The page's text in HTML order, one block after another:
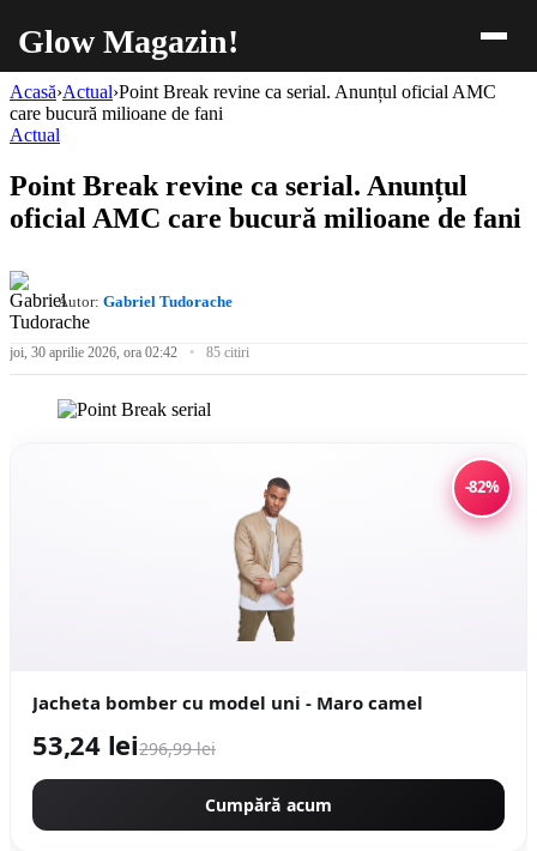
Glow Magazin!
Acasă›Actual›Point Break revine ca serial. Anunțul oficial AMC
care bucură milioane de fani
Actual
Point Break revine ca serial. Anunțul
oficial AMC care bucură milioane de fani
Autor: Gabriel Tudorache
joi, 30 aprilie 2026, ora 02:42 85 citiri
-82%
Jacheta bomber cu model uni - Maro camel
53,24 lei296,99 lei
Cumpără acum